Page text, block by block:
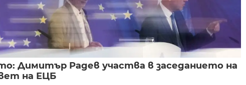
Димитър Радев участва в заседанието на
на ЕЦБ